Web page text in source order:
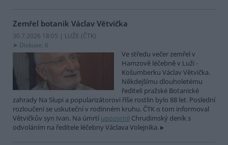
Zemřel botanik Václav Větvička
30.7.2026 18:05 | LUŽE (ČTK)
Diskuse: 6
Ve středu večer zemřel v
Hamzově léčebně v Luži -
Košumberku Václav Větvička.
Někdejšímu dlouholetému
řediteli pražské Botanické
zahrady Na Slupi a popularizátorovi říše rostlin bylo 88 let. Poslední
rozloučení se uskuteční v rodinném kruhu. ČTK o tom informoval
Větvičkův syn Ivan. Na úmrtí upozornil Chrudimský deník s
odvoláním na ředitele léčebny Václava Volejníka.